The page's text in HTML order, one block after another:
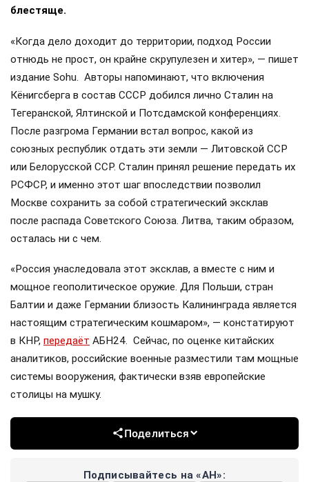
блестяще.
«Когда дело доходит до территории, подход России
отнюдь не прост, он крайне скрупулезен и хитер», — пишет
издание Sohu. Авторы напоминают, что включения
Кёнигсберга в состав СССР добился лично Сталин на
Тегеранской, Ялтинской и Потсдамской конференциях.
После разгрома Германии встал вопрос, какой из
союзных республик отдать эти земли — Литовской ССР
или Белорусской ССР. Сталин принял решение передать их
РСФСР, и именно этот шаг впоследствии позволил
Москве сохранить за собой стратегический эксклав
после распада Советского Союза. Литва, таким образом,
осталась ни с чем.
«Россия унаследовала этот эксклав, а вместе с ним и
мощное геополитическое оружие. Для Польши, стран
Балтии и даже Германии близость Калининграда является
настоящим стратегическим кошмаром», — констатируют
в КНР, передаёт АБН24. Сейчас, по оценке китайских
аналитиков, российские военные разместили там мощные
системы вооружения, фактически взяв европейские
столицы на мушку.
Поделиться
Подписывайтесь на «АН»: